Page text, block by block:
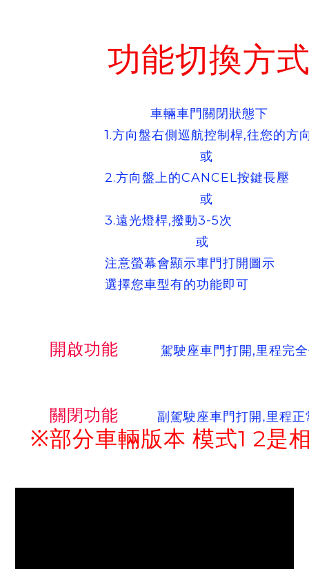
功能切換方
車輛車門關閉狀態下
1.方向盤右側巡航控制桿,往您的方向
或
2.方向盤上的CANCEL按鍵長壓
或
3.遠光燈桿,撥動3-5次
或
注意螢幕會顯示車門打開圖示
選擇您車型有的功能即可
開啟功能 駕駛座車門打開,里程完全
關閉功能 副駕駛座車門打開,里程正
※部分車輛版本 模式1 2是